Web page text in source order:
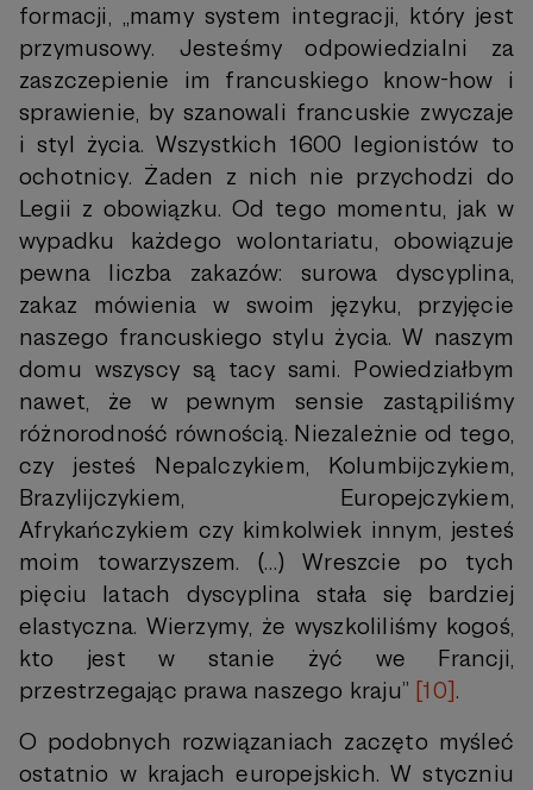
formacji, „mamy system integracji, który jest
przymusowy. Jesteśmy odpowiedzialni za
zaszczepienie im francuskiego know-how i
sprawienie, by szanowali francuskie zwyczaje
i styl życia. Wszystkich 1600 legionistów to
ochotnicy. Żaden z nich nie przychodzi do
Legii z obowiązku. Od tego momentu, jak w
wypadku każdego wolontariatu, obowiązuje
pewna liczba zakazów: surowa dyscyplina,
zakaz mówienia w swoim języku, przyjęcie
naszego francuskiego stylu życia. W naszym
domu wszyscy są tacy sami. Powiedziałbym
nawet, że w pewnym sensie zastąpiliśmy
różnorodność równością. Niezależnie od tego,
czy jesteś Nepalczykiem, Kolumbijczykiem,
Brazylijczykiem, Europejczykiem,
Afrykańczykiem czy kimkolwiek innym, jesteś
moim towarzyszem. (…) Wreszcie po tych
pięciu latach dyscyplina stała się bardziej
elastyczna. Wierzymy, że wyszkoliliśmy kogoś,
kto jest w stanie żyć we Francji,
przestrzegając prawa naszego kraju” [10].
O podobnych rozwiązaniach zaczęto myśleć
ostatnio w krajach europejskich. W styczniu